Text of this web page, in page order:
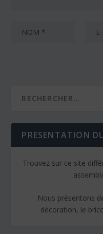
PRESENTATION
Trouvez sur ce site
Nous présentons
décoration, le